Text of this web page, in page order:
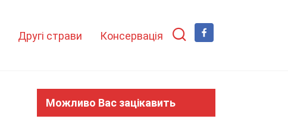
Другі страви Консервація
Можливо Вас зацікавить